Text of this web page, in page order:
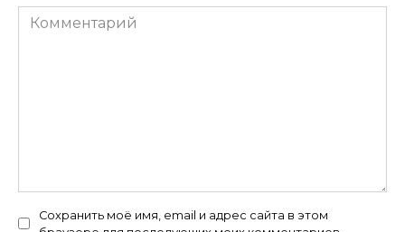
Комментарий
Сохранить моё имя, email и адрес сайта в этом